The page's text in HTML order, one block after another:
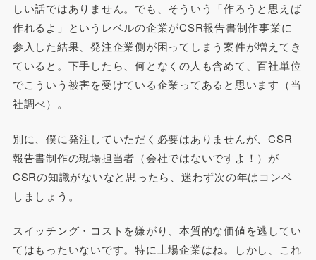
しい話ではありません。でも、そういう「作ろうと思えば
作れるよ」というレベルの企業がCSR報告書制作事業に
参入した結果、発注企業側が困ってしまう案件が増えてき
ていると。下手したら、何となくの人も含めて、百社単位
でこういう被害を受けている企業ってあると思います（当
社調べ）。
別に、僕に発注していただく必要はありませんが、CSR
報告書制作の現場担当者（会社ではないですよ！）が
CSRの知識がないなと思ったら、迷わず次の年はコンペ
しましょう。
スイッチング・コストを嫌がり、本質的な価値を逃してい
てはもったいないです。特に上場企業はね。しかし、これ